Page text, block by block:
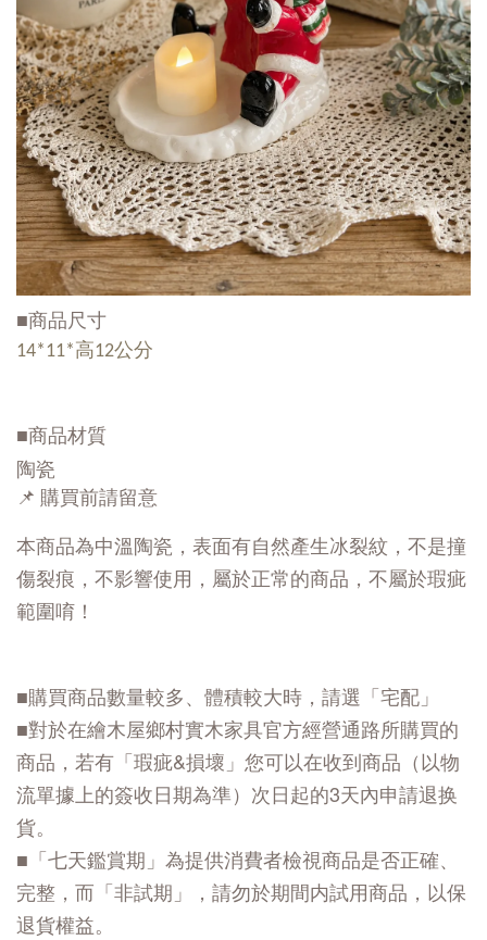
■商品尺寸
14*11*高12公分
■商品材質
陶瓷
📌 購買前請留意
本商品為中溫陶瓷，表面有自然產生冰裂紋，不是撞
傷裂痕，不影響使用，屬於正常的商品，不屬於瑕疵
範圍唷！
■購買商品數量較多、體積較大時，請選「宅配」
■對於在繪木屋鄉村實木家具官方經營通路所購買的
商品，若有「瑕疵&損壞」您可以在收到商品（以物
流單據上的簽收日期為準）次日起的3天內申請退换
貨。
■「七天鑑賞期」為提供消費者檢視商品是否正確、
完整，而「非試期」，請勿於期間内試用商品，以保
退貨權益。